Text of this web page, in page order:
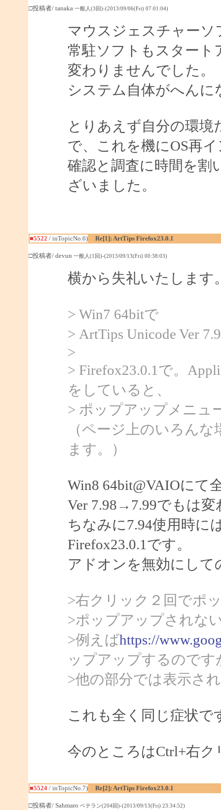
□投稿者/ tanaka 一般人(3回)-(2013/09/06(Fri) 07:01:04)
マウスジェスチャー
常駐ソフトもスター
変わりませんでした。
システム自体がへん
とりあえず自分の環
で、これを機にOS再
確認と調査に時間を割
ざいました。
■5522 / inTopicNo.6) Re[1]: ArtTips Firefox23.0.1
□投稿者/ devun 一般人(1回)-(2013/09/13(Fri) 00:38:03)
横から失礼いたします
> Win7 64bitで
> ArtTips Unicode Ver
>
> Firefox23.0.1で。
をしていると、
> ポップアップメニュ
（ページ上のいろん
ます。）
Win8 64bit@VAIOにて
Ver 7.98→7.99でもは
ちなみに7.94使用時に
Firefox23.0.1です。
アドオンを無効にして
>右クリック２回でポ
>ポップアップされな
>例えばhttps://
ップアップするのです
>他の部分では表示さ
これも全く同じ症状で
今のところはCtrl+右
■5524/ inTopicNo.7) Re[2]: ArtTips Firefox23.0.1
□投稿者/ Sahmaro ベテラン(204回)-(2013/09/13(Fri) 23:34:52)